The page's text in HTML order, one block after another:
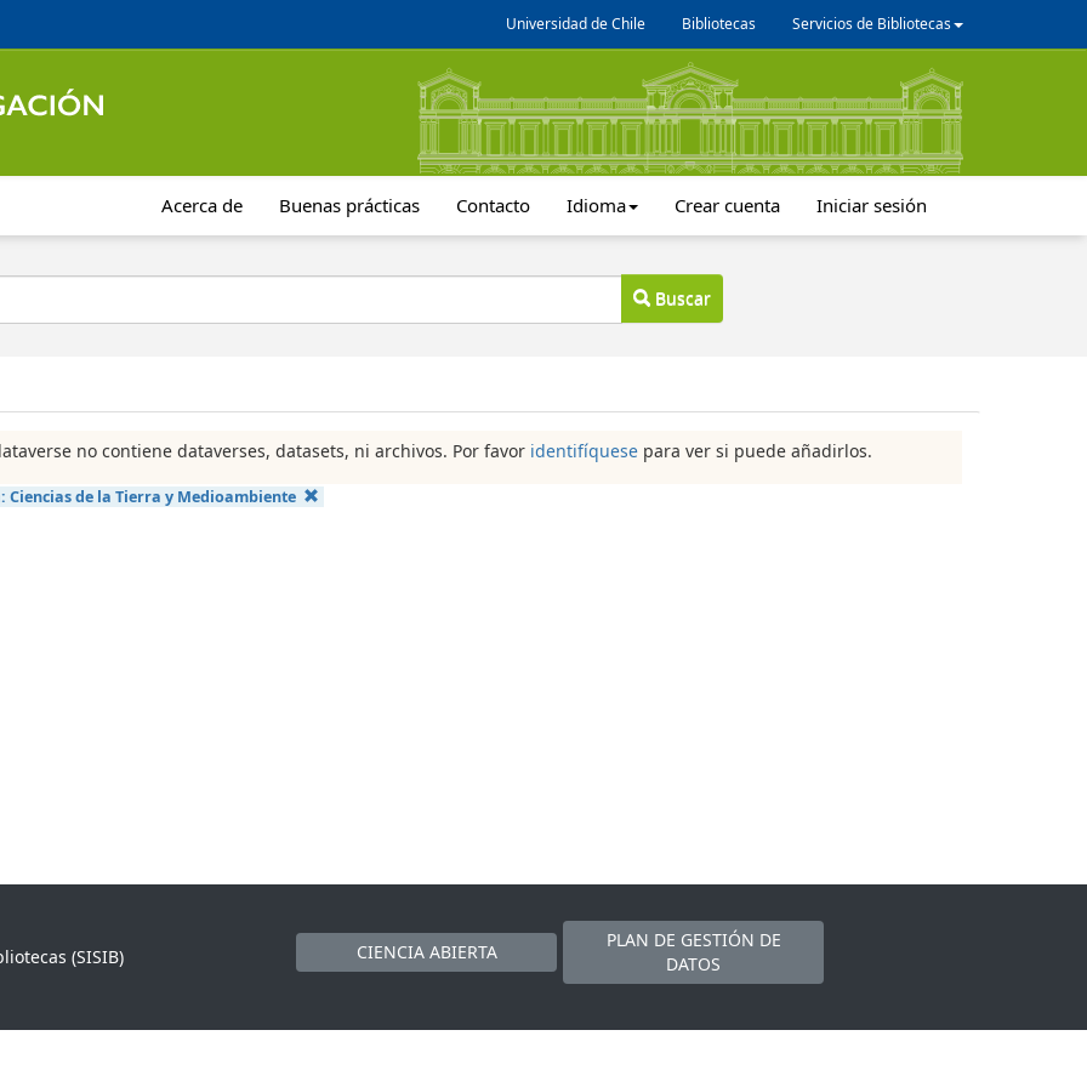
Universidad de Chile Bibliotecas Servicios de Bibliotecas
Acerca de Buenas prácticas Contacto Idioma Crear cuenta Iniciar sesión
Buscar
no contiene dataverses, datasets, ni archivos. Por favor identifíquese para ver si puede añadirlos.
Ciencias de la Tierra y Medioambiente
(SISIB)
CIENCIA ABIERTA
PLAN DE GESTIÓN DE
DATOS